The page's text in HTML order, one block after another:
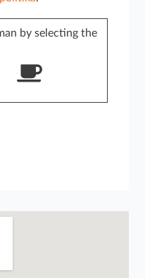
by selecting the